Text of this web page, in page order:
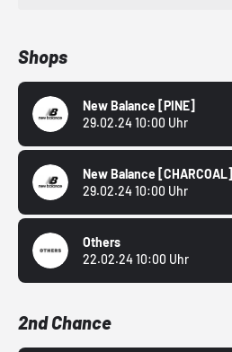
Shops
New Balance [PINE]
29.02.24 10:00 Uhr
New Balance [CHARCOAL]
29.02.24 10:00 Uhr
Others
22.02.24 10:00 Uhr
2nd Chance